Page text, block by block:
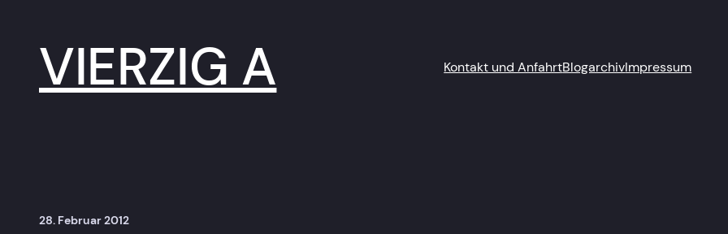
VIERZIG A Kontakt und AnfahrtBlogarchivImpressum
28. Februar 2012